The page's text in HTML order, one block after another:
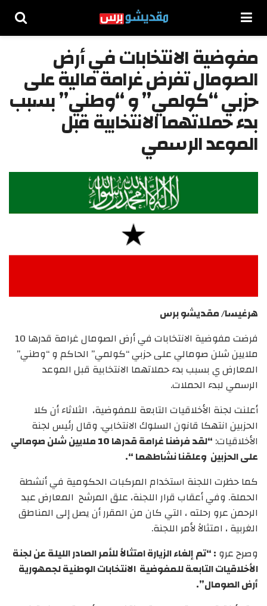
مفوضية الانتخابات في أرض
الصومال تفرض غرامة مالية على
حزبي “كولمي” و “وطني” بسبب
بدء حملاتهما الانتخابية قبل
الموعد الرسمي
هرغيسا/ مقديشو برس
فرضت مفوضية الانتخابات في أرض الصومال غرامة قدرها 10
ملايين شلن صومالي على حزبي “كولمي” الحاكم و “وطني”
المعارض ي بسبب بدء حملاتهما الانتخابية قبل الموعد
الرسمي لبدء الحملات.
أعلنت لجنة الأخلاقيات التابعة للمفوضية، الثلاثاء أن كلا
الحزبين انتهكا قانون السلوك الانتخابي. وقال رئيس لجنة
الأخلاقيات:
“لقد فرضنا غرامة قدرها 10 ملايين شلن صومالي
على الحزبين وعلقنا نشاطهما “.
كما حظرت اللجنة استخدام المركبات الحكومية في أنشطة
الحملة. وفي أعقاب قرار اللجنة، علق المرشح المعارض عبد
الرحمن عرو رحلته ، التي كان من المقرر أن يصل إلى المناطق
الغربية ، امتثالاً لأمر اللجنة.
وصرح عرو : “تم إلغاء الزيارة امتثالاً للأمر الصادر الليلة عن لجنة
الأخلاقيات التابعة للمفوضية الانتخابات الوطنية لجمهورية
أرض الصومال”.